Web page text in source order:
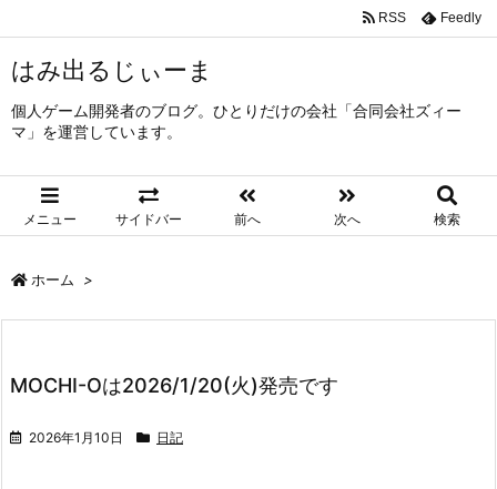
はみ出るじぃーま
個人ゲーム開発者のブログ。ひとりだけの会社「合同会社ズィー
マ」を運営しています。
メニュー サイドバー 前へ 次へ 検索
RSS Feedly
ホーム >
MOCHI-Oは2026/1/20(火)発売です
2026年1月10日 日記